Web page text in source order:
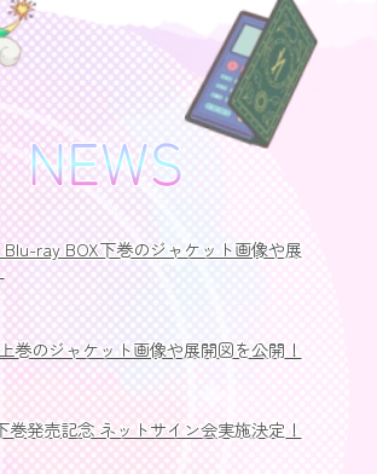
Blu-ray BOX下巻のジャケット画像や展
巻のジャケット画像や展開図を公開！
巻発売記念 ネットサイン会実施決定！